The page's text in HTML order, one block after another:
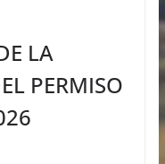
LA
PERMISO